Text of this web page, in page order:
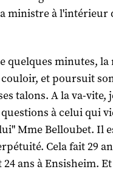
ministre à l'intérieur
quelques minutes,
et poursuit
talons. A la va-vite,
à celui qui
Mme Belloubet. Il
Cela fait 29
ans à Ensisheim.